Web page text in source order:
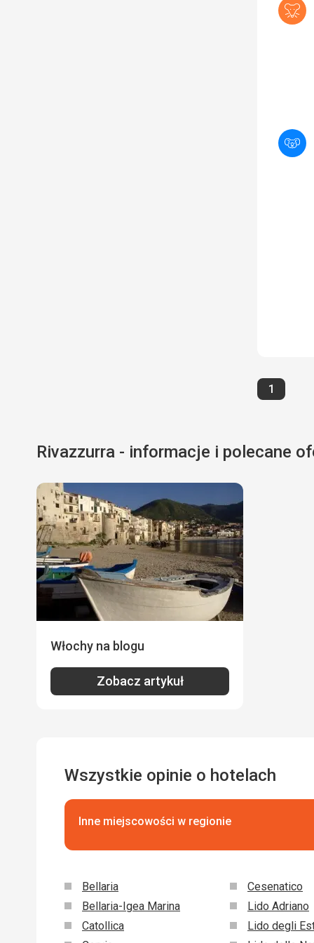
Strona
1
Rivazzurra - informacje i polecane
Włochy na blogu
Zobacz artykuł
Wszystkie opinie o hotelach
Inne miejscowości w regionie
Bellaria
Bellaria-Igea Marina
Catollica
Cesenatico
Lido Adriano
Lido degli